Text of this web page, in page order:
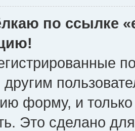
по ссылке
форму, и
Это сделано